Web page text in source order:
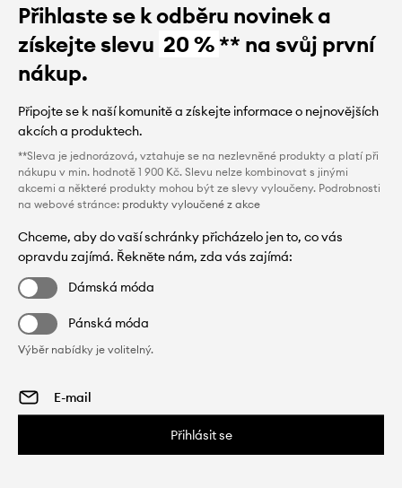
Přihlaste se k odběru novinek a
získejte slevu 20 %** na svůj první
nákup.
Připojte se k naší komunitě a získejte informace o nejnovějších
akcích a produktech.
**Sleva je jednorázová, vztahuje se na nezlevněné produkty a platí při
nákupu v min. hodnotě 1 900 Kč. Slevu nelze kombinovat s jinými
akcemi a některé produkty mohou být ze slevy vyloučeny. Podrobnosti
na webové stránce: produkty vyloučené z akce
Chceme, aby do vaší schránky přicházelo jen to, co vás
opravdu zajímá. Řekněte nám, zda vás zajímá:
Dámská móda
Pánská móda
Výběr nabídky je volitelný.
Přihlásit se